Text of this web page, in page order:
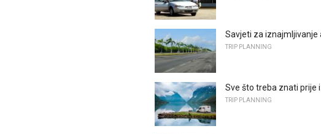
Savjeti za iznajmljivanje
TRIP PLANNING
Sve što treba znati prije
TRIP PLANNING